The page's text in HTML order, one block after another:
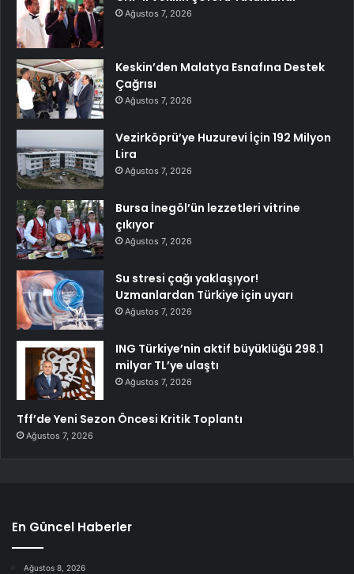
Ağustos 7, 2026
Keskin’den Malatya Esnafına Destek
Çağrısı
Ağustos 7, 2026
Vezirköprü’ye Huzurevi İçin 192 Milyon
Lira
Ağustos 7, 2026
Bursa İnegöl’ün lezzetleri vitrine
çıkıyor
Ağustos 7, 2026
Su stresi çağı yaklaşıyor!
Uzmanlardan Türkiye için uyarı
Ağustos 7, 2026
ING Türkiye’nin aktif büyüklüğü 298.1
milyar TL’ye ulaştı
Ağustos 7, 2026
Tff’de Yeni Sezon Öncesi Kritik Toplantı
Ağustos 7, 2026
En Güncel Haberler
Ağustos 8, 2026